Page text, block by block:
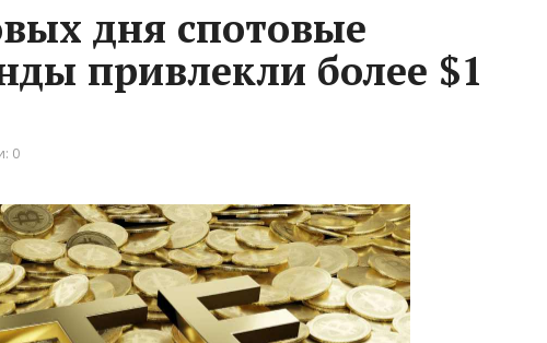
дня спотовые
привлекли более $1
0